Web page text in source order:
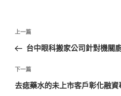
文
導
覽
上
一
文
章
上一篇
台中眼科搬家公司針對機關
下
一
下一篇
去痣藥水的未上市客戶彰化融